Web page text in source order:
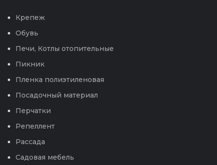
Крепеж
Обувь
Печи, Котлы отопительные
Пикник
Пленка полиэтиленовая
Посадочный материал
Перчатки
Репеллент
Рассада
Садовая мебель